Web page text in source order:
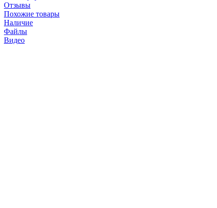
Отзывы
Похожие товары
Наличие
Файлы
Видео